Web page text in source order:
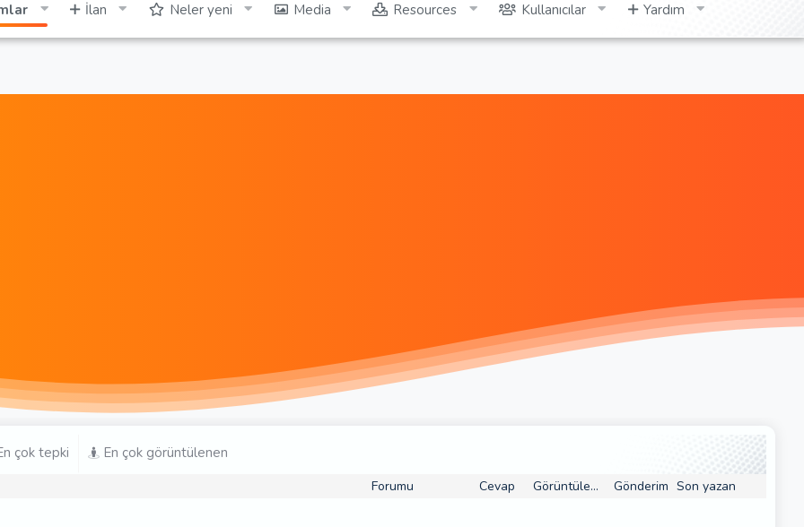
Giriş yap Kayıt ol
İlan Neler yeni Media Resources Kullanıcılar Yardım
çok tepki En çok görüntülenen
Forumu Cevap Görüntüleme Gönderim Son yazan